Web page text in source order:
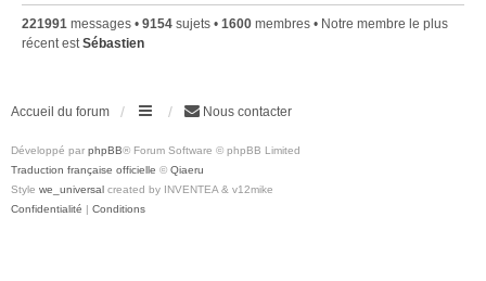
221991 messages • 9154 sujets • 1600 membres • Notre membre le plus
récent estSébastien
Accueil du forum Nous contacter
Développé par phpBB® Forum Software © phpBB Limited
Traduction française officielle © Qiaeru
Style we_universal created by INVENTEA & v12mike
Confidentialité | Conditions